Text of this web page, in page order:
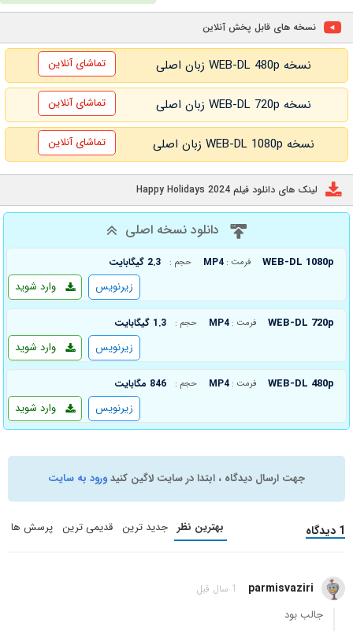
نسخه های قابل پخش آنلاین
نسخه WEB-DL 480p زبان اصلی تماشای آنلاین
نسخه WEB-DL 720p زبان اصلی تماشای آنلاین
نسخه WEB-DL 1080p زبان اصلی تماشای آنلاین
لینک های دانلود فیلم Happy Holidays 2024
دانلود نسخه اصلی
WEB-DL 1080p فرمت : MP4 حجم : 2.3 گیگابایت
وارد شوید زیرنویس
WEB-DL 720p فرمت : MP4 حجم : 1.3 گیگابایت
وارد شوید زیرنویس
WEB-DL 480p فرمت : MP4 حجم : 846 مگابایت
وارد شوید زیرنویس
جهت ارسال دیدگاه ، ابتدا در سایت لاگین کنیدورود به سایت
1 دیدگاه بهترین نظر جدید ترین قدیمی ترین پرسش ها
parmisvaziri 1 سال قبل
جالب بود